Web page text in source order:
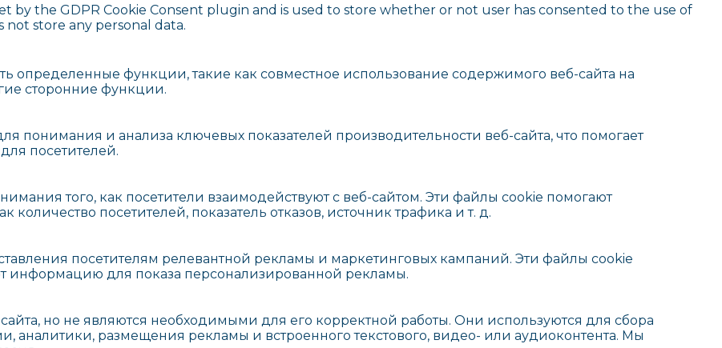
by the GDPR Cookie Consent plugin and is used to store whether or not user has consented to the use of
not store any personal data.
функции, такие как совместное использование содержимого веб-сайта на
сторонние функции.
понимания и анализа ключевых показателей производительности веб-сайта, что помогает
посетителей.
того, как посетители взаимодействуют с веб-сайтом. Эти файлы cookie помогают
количество посетителей, показатель отказов, источник трафика и т. д.
посетителям релевантной рекламы и маркетинговых кампаний. Эти файлы cookie
информацию для показа персонализированной рекламы.
но не являются необходимыми для его корректной работы. Они используются для сбора
размещения рекламы и встроенного текстового, видео- или аудиоконтента. Мы